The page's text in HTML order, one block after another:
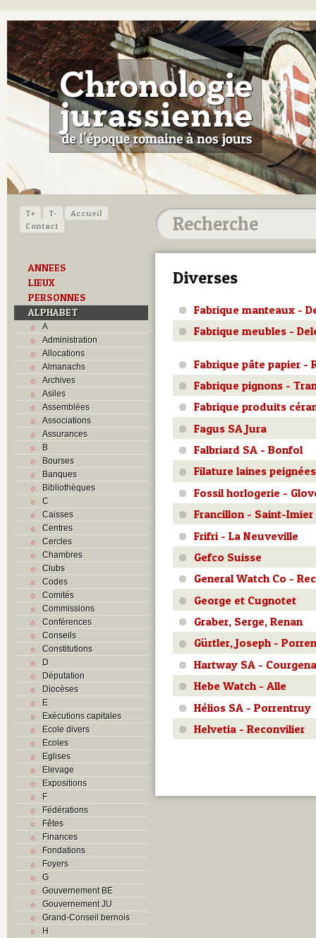
T+ T-
Accueil
Contact
ANNEES
LIEUX
PERSONNES
ALPHABET
A
Administration
Allocations
Almanachs
Archives
Asiles
Assemblées
Associations
Assurances
B
Bourses
Banques
Bibliothèques
C
Caisses
Centres
Cercles
Chambres
Clubs
Codes
Comités
Commissions
Conférences
Conseils
Constitutions
D
Députation
Diocèses
E
Exécutions capitales
Ecole divers
Ecoles
Eglises
Elevage
Expositions
F
Fédérations
Fêtes
Finances
Fondations
Foyers
G
Gouvernement BE
Gouvernement JU
Grand-Conseil bernois
H
Diverses
Fabrique manteaux -
Fabrique meubles -
Fabrique pâte papier -
Fabrique pignons -
Fabrique produits
Fagus SA Jura
Falbriard SA - Bonfol
Filature laines
Fossil horlogerie -
Francillon - Saint-Imier
Frifri - La Neuveville
Gefco Suisse
General Watch Co -
George et Cugnotet
Graber, Serge, Renan
Gürtler, Joseph -
Hartway SA -
Hebe Watch - Alle
Hélios SA - Porrentruy
Helvetia - Reconvilier